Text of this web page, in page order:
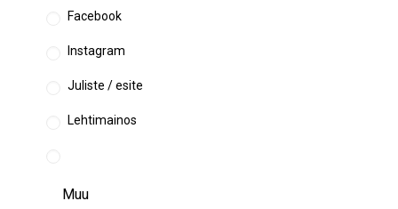
Facebook
Instagram
Juliste / esite
Lehtimainos